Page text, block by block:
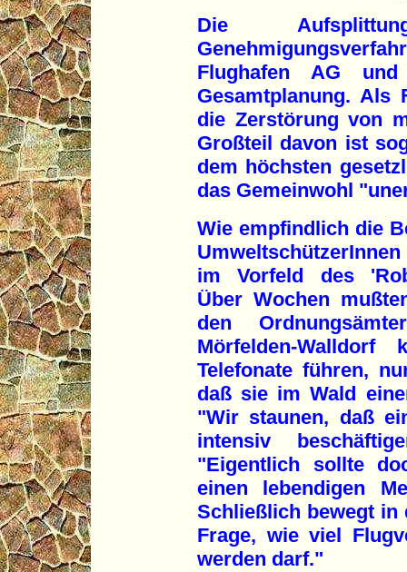
Die
Flughafen AG
Gesamtplanung. Als
die Zerstörung von
Großteil davon ist
dem höchsten
das Gemeinwohl
Wie empfindlich die
im Vorfeld des
Über Wochen
den
Mörfelden-Walldorf
Telefonate führen,
daß sie im Wald
"Wir staunen, daß
intensiv
"Eigentlich sollte
einen lebendigen
Schließlich bewegt in
Frage, wie viel
werden darf."